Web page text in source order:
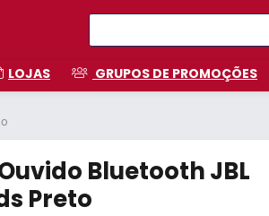
LOJAS GRUPOS DE PROMOÇÕES
Bluetooth JBL
Preto